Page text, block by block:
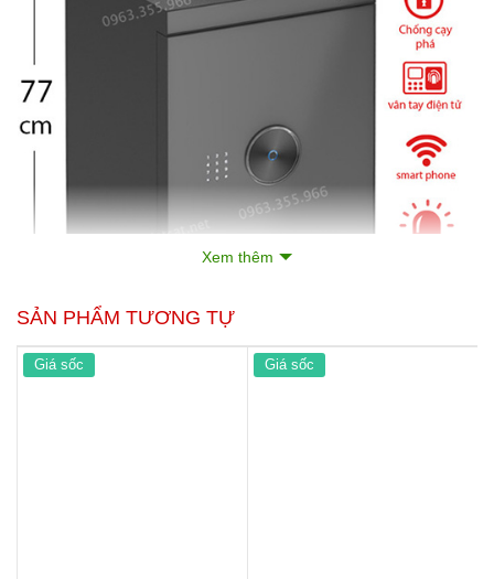
Xem thêm
SẢN PHẨM TƯƠNG TỰ
Giá sốc Giá sốc